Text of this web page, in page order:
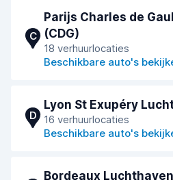
C
Parijs Charles de
(CDG)
18 verhuurlocaties
Beschikbare auto's
D
Lyon St Exupéry
16 verhuurlocaties
Beschikbare auto's
Bordeaux